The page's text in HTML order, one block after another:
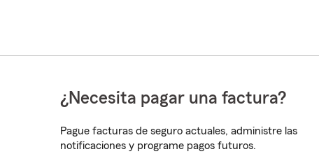
¿Necesita pagar una factura?
Pague facturas de seguro actuales, administre las
notificaciones y programe pagos futuros.